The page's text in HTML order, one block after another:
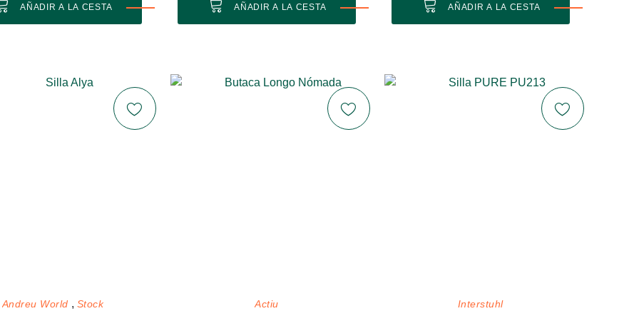
AÑADIR A LA CESTA AÑADIR A LA CESTA AÑADIR A LA CESTA
Andreu World Stock Actiu Interstuhl